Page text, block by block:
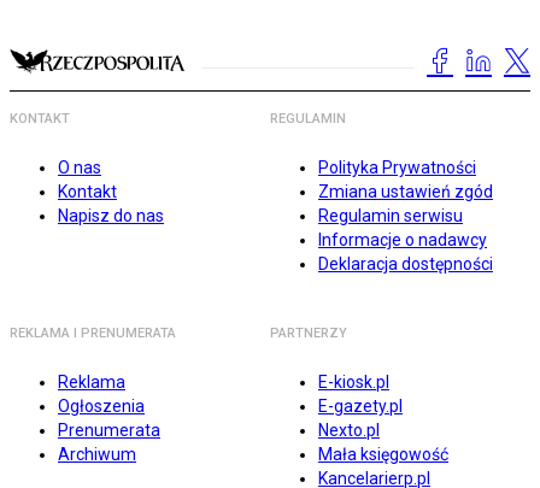
KONTAKT
O nas
Kontakt
Napisz do nas
REGULAMIN
Polityka Prywatności
Zmiana ustawień zgód
Regulamin serwisu
Informacje o nadawcy
Deklaracja dostępności
REKLAMA I PRENUMERATA
Reklama
Ogłoszenia
Prenumerata
Archiwum
PARTNERZY
E-kiosk.pl
E-gazety.pl
Nexto.pl
Mała księgowość
Kancelarierp.pl